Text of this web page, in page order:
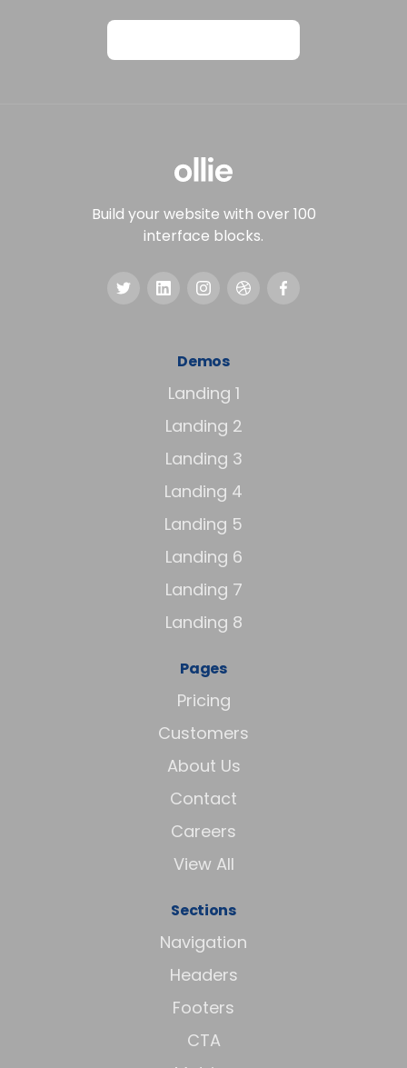
Build your website with over 100
interface blocks.
Demos
Landing 1
Landing 2
Landing 3
Landing 4
Landing 5
Landing 6
Landing 7
Landing 8
Pages
Pricing
Customers
About Us
Contact
Careers
View All
Sections
Navigation
Headers
Footers
CTA